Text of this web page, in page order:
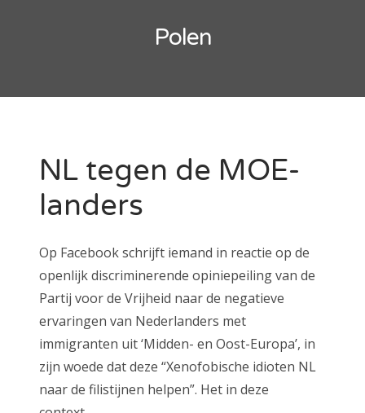
Polen
NL tegen de MOE-
landers
Op Facebook schrijft iemand in reactie op de
openlijk discriminerende opiniepeiling van de
Partij voor de Vrijheid naar de negatieve
ervaringen van Nederlanders met
immigranten uit ‘Midden- en Oost-Europa’, in
zijn woede dat deze “Xenofobische idioten NL
naar de filistijnen helpen”. Het in deze